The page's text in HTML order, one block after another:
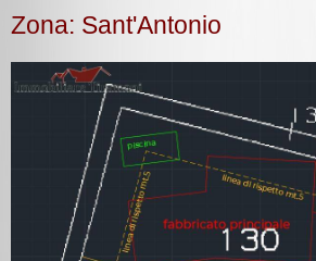
Zona: Sant'Antonio